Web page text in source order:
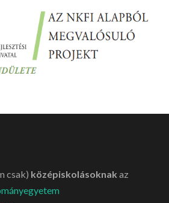
csak) középiskolásoknak az